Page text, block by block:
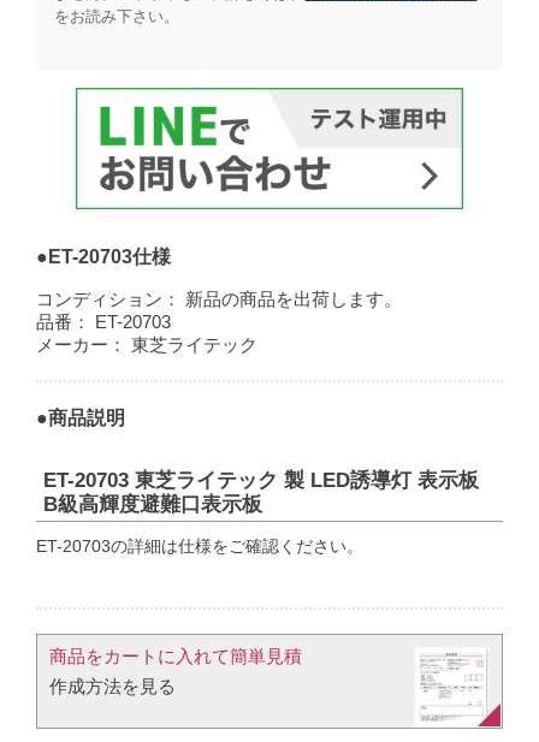
をお読み下さい。​
●ET-20703仕様
コンディション：
新品の商品を出荷します。
品番：
ET-20703
メーカー：
東芝ライテック
●商品説明
ET-20703 東芝ライテック 製 LED誘導灯 表示板
B級高輝度避難口表示板
ET-20703の詳細は仕様をご確認ください。
商品をカートに入れて簡単見積​
作成方法を見る​​